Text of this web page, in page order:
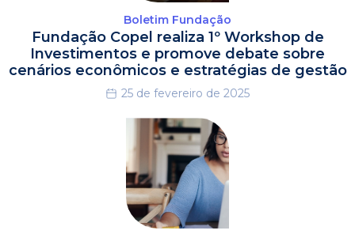
Boletim Fundação
Fundação Copel realiza 1º Workshop de
Investimentos e promove debate sobre
cenários econômicos e estratégias de gestão
25 de fevereiro de 2025